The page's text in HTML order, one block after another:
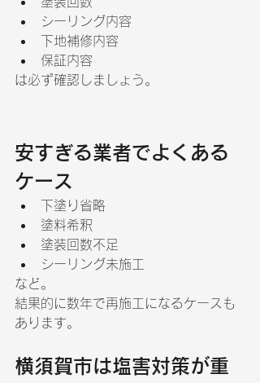
シーリング内容
下地補修内容
保証内容
は必ず確認しましょう。
安すぎる業者でよくある
ケース
下塗り省略
塗料希釈
塗装回数不足
シーリング未施工
など。
結果的に数年で再施工になるケースも
あります。
横須賀市は塩害対策が重